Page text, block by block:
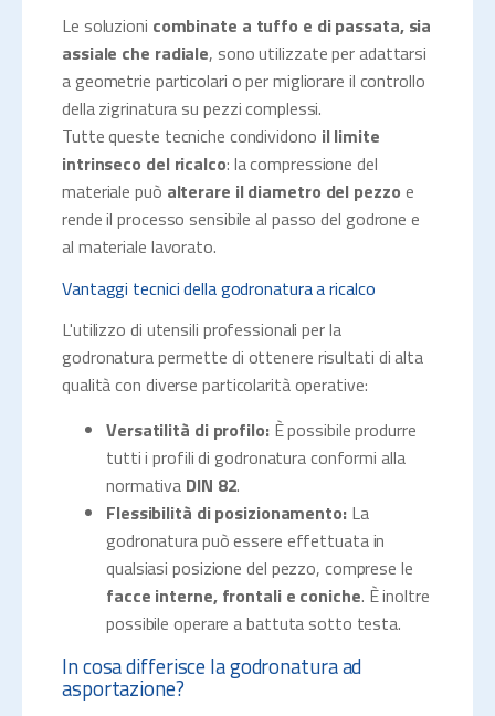
Le soluzioni combinate a tuffo e di passata, sia
assiale che radiale, sono utilizzate per adattarsi
a geometrie particolari o per migliorare il controllo
della zigrinatura su pezzi complessi.
Tutte queste tecniche condividono il limite
intrinseco del ricalco: la compressione del
materiale può alterare il diametro del pezzo e
rende il processo sensibile al passo del godrone e
al materiale lavorato.
Vantaggi tecnici della godronatura a ricalco
L'utilizzo di utensili professionali per la
godronatura permette di ottenere risultati di alta
qualità con diverse particolarità operative:
Versatilità di profilo: È possibile produrre
tutti i profili di godronatura conformi alla
normativa DIN 82.
Flessibilità di posizionamento: La
godronatura può essere effettuata in
qualsiasi posizione del pezzo, comprese le
facce interne, frontali e coniche. È inoltre
possibile operare a battuta sotto testa.
In cosa differisce la godronatura ad
asportazione?